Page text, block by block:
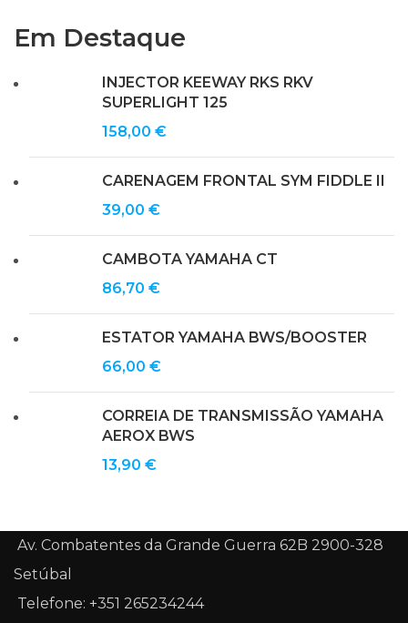
Em Destaque
INJECTOR KEEWAY RKS RKV
SUPERLIGHT 125
158,00 €
CARENAGEM FRONTAL SYM FIDDLE II
39,00 €
CAMBOTA YAMAHA CT
86,70 €
ESTATOR YAMAHA BWS/BOOSTER
66,00 €
CORREIA DE TRANSMISSÃO YAMAHA
AEROX BWS
13,90 €
Av. Combatentes da Grande Guerra 62B 2900-328
Setúbal
Telefone: +351 265234244